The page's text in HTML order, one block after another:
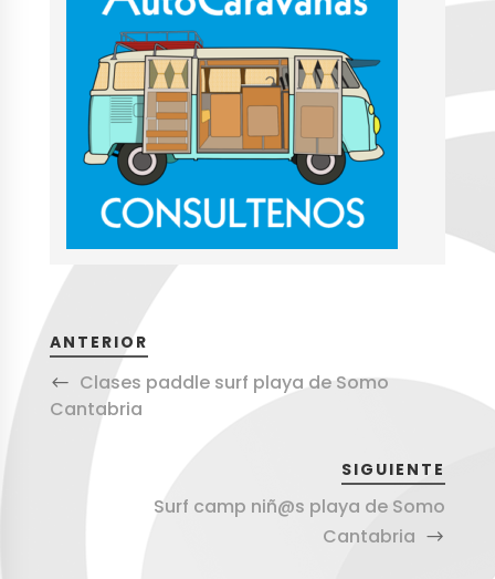
ANTERIOR
Clases paddle surf playa de Somo
Cantabria
SIGUIENTE
Surf camp niñ@s playa de Somo
Cantabria